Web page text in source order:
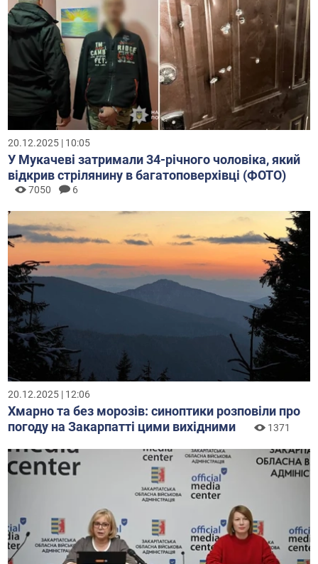
20.12.2025 | 10:05
У Мукачеві затримали 34-річного чоловіка, який
відкрив стрілянину в багатоповерхівці (ФОТО)
7050 6
20.12.2025 | 12:06
Хмарно та без морозів: синоптики розповіли про
погоду на Закарпатті цими вихідними
1371